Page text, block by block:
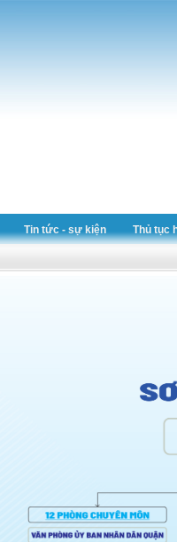
Tin tức - sự kiện Thủ tục